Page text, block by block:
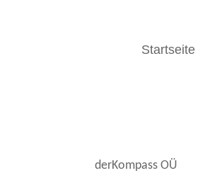
Startseite
derKompass OÜ